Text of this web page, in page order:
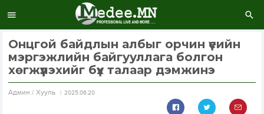
Онцгой байдлын албыг орчин үеийн
мэргэжлийн байгууллага болгон
хөгжүүлэхийг бүх талаар дэмжинэ
Aдмин / Хууль 2025.06.20